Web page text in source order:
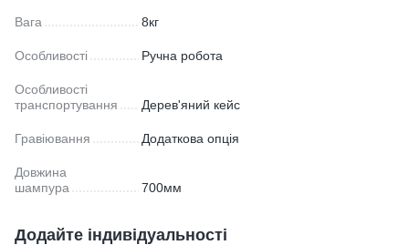
Вага 8кг
Особливості Ручна робота
Особливості
транспортування
Дерев'яний кейс
Гравіювання Додаткова опція
Довжина
шампура
700мм
Додайте індивідуальності